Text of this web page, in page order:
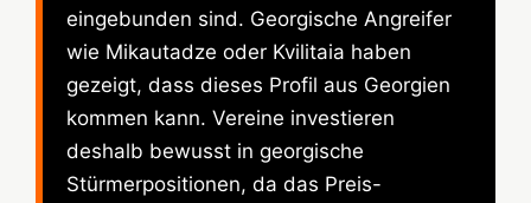
eingebunden sind. Georgische Angreifer
wie Mikautadze oder Kvilitaia haben
gezeigt, dass dieses Profil aus Georgien
kommen kann. Vereine investieren
deshalb bewusst in georgische
Stürmerpositionen, da das Preis-